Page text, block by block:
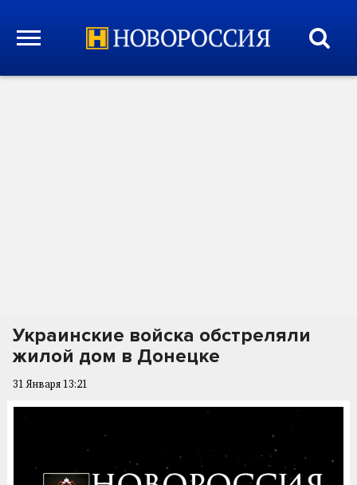
Украинские войска обстреляли
жилой дом в Донецке
31 Января 13:21